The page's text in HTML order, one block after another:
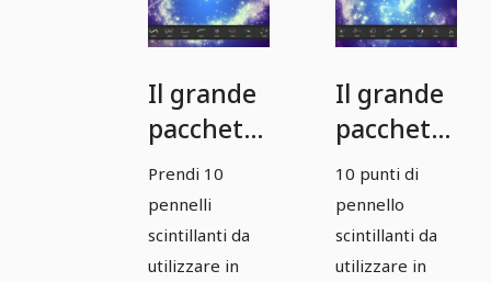
Il grande
pacchetto
di
pennelli -
Sparkles
e scintille
Prendi 10
pennelli
scintillanti da
utilizzare in
Il grande
pacchetto
di
pennelli -
Sparkles
e scintille
10 punti di
pennello
scintillanti da
utilizzare in